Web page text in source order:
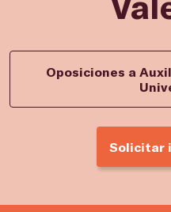
Oposiciones a
Solicitar